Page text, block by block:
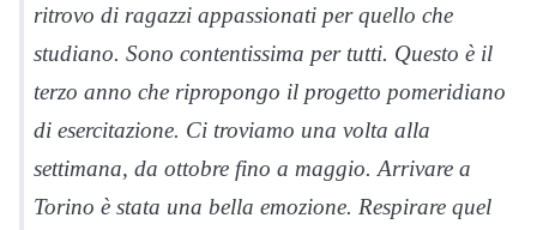
ritrovo di ragazzi appassionati per quello che
studiano. Sono contentissima per tutti. Questo è il
terzo anno che ripropongo il progetto pomeridiano
di esercitazione. Ci troviamo una volta alla
settimana, da ottobre fino a maggio. Arrivare a
Torino è stata una bella emozione. Respirare quel